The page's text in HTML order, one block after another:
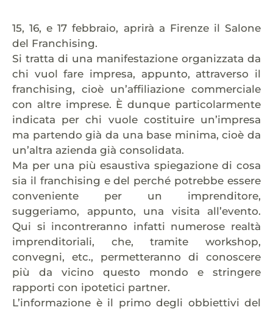
15, 16, e 17 febbraio, aprirà a Firenze il Salone
del Franchising.
Si tratta di una manifestazione organizzata da
chi vuol fare impresa, appunto, attraverso il
franchising, cioè un’affiliazione commerciale
con altre imprese. È dunque particolarmente
indicata per chi vuole costituire un’impresa
ma partendo già da una base minima, cioè da
un’altra azienda già consolidata.
Ma per una più esaustiva spiegazione di cosa
sia il franchising e del perché potrebbe essere
conveniente per un imprenditore,
suggeriamo, appunto, una visita all’evento.
Qui si incontreranno infatti numerose realtà
imprenditoriali, che, tramite workshop,
convegni, etc., permetteranno di conoscere
più da vicino questo mondo e stringere
rapporti con ipotetici partner.
L’informazione è il primo degli obbiettivi del